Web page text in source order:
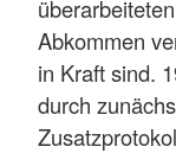
Abkommen
in Kraft sind.
durch